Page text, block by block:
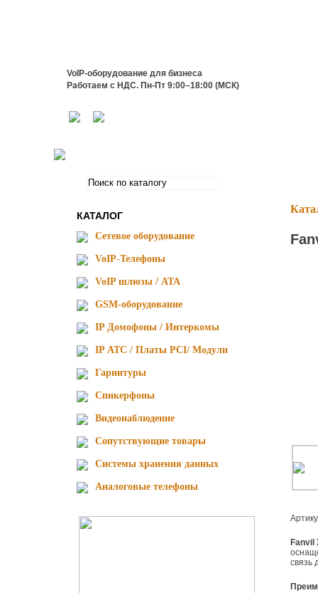
VoIP-оборудование для бизнеса
Работаем с НДС. Пн-Пт 9:00–18:00 (МСК)
КАТАЛОГ
Сетевое оборудование
VoIP-Телефоны
VoIP шлюзы / ATA
GSM-оборудование
IP Домофоны / Интеркомы
IP АТС / Платы PCI/ Модули
Гарнитуры
Спикерфоны
Видеонаблюдение
Сопутствующие товары
Cистемы хранения данных
Аналоговые телефоны
связь